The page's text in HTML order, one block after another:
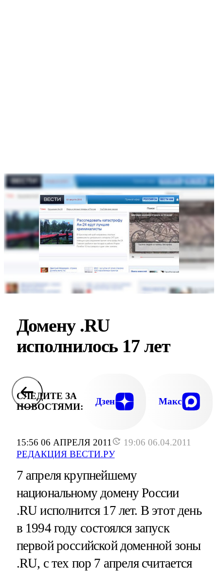
15:56 06 АПРЕЛЯ 2011
19:06 06.04.2011
РЕДАКЦИЯ ВЕСТИ.РУ
Домену .RU
исполнилось 17 лет
СЛЕДИТЕ ЗА
НОВОСТЯМИ:
Дзен Макс
7 апреля крупнейшему
национальному домену России
.RU исполнится 17 лет. В этот день
в 1994 году состоялся запуск
первой российской доменной зоны
.RU, с тех пор 7 апреля считается